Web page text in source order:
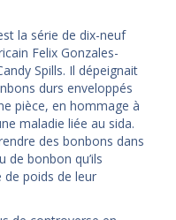
la série de dix-neuf
Felix Gonzales-
Spills. Il dépeignait
durs enveloppés
pièce, en hommage à
maladie liée au sida.
des bonbons dans
de bonbon qu’ils
poids de leur